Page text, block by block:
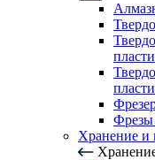
Фрезы
Хранение и